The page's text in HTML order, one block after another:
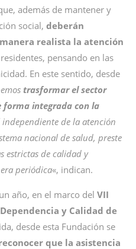
además de mantener y
social, deberán
realista la atención
pensando en las
En este sentido, desde
trasformar el sector
forma integrada con la
independiente de la atención
nacional de salud, preste
estrictas de calidad y
periódica«, indican.
año, en el marco del VII
y Calidad de
desde esta Fundación se
que la asistencia